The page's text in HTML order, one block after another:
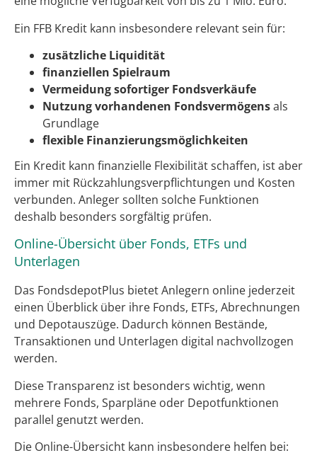
Ein FFB Kredit kann insbesondere relevant sein für:
zusätzliche Liquidität
finanziellen Spielraum
Vermeidung sofortiger Fondsverkäufe
Nutzung vorhandenen Fondsvermögensals
Grundlage
flexible Finanzierungsmöglichkeiten
Ein Kredit kann finanzielle Flexibilität schaffen, ist aber
immer mit Rückzahlungsverpflichtungen und Kosten
verbunden. Anleger sollten solche Funktionen
deshalb besonders sorgfältig prüfen.
Online-Übersicht über Fonds, ETFs und
Unterlagen
Das FondsdepotPlus bietet Anlegern online jederzeit
einen Überblick über ihre Fonds, ETFs, Abrechnungen
und Depotauszüge. Dadurch können Bestände,
Transaktionen und Unterlagen digital nachvollzogen
werden.
Diese Transparenz ist besonders wichtig, wenn
mehrere Fonds, Sparpläne oder Depotfunktionen
parallel genutzt werden.
Die Online-Übersicht kann insbesondere helfen bei: